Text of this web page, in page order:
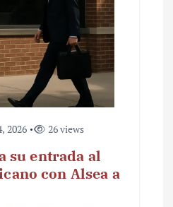
2026 26 views
su entrada al
con Alsea a